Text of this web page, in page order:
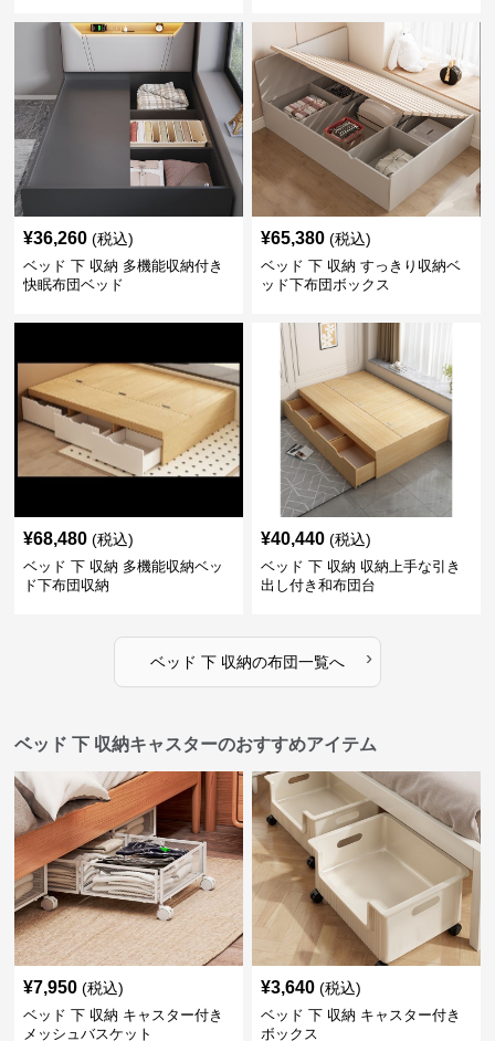
¥36,260 (税込)
ベッド 下 収納 多機能収納付き
快眠布団ベッド
¥65,380 (税込)
ベッド 下 収納 すっきり収納ベ
ッド下布団ボックス
¥68,480 (税込)
ベッド 下 収納 多機能収納ベッ
ド下布団収納
¥40,440 (税込)
ベッド 下 収納 収納上手な引き
出し付き和布団台
ベッド 下 収納の布団一覧へ ›
ベッド 下 収納キャスターのおすすめアイテム
¥7,950 (税込)
ベッド 下 収納 キャスター付き
メッシュバスケット
¥3,640 (税込)
ベッド 下 収納 キャスター付き
ボックス